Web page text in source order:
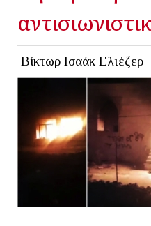
Βίκτωρ Ισαάκ Ελιέζερ